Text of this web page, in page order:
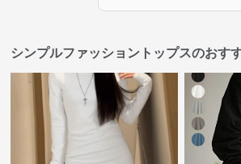
シンプルファッショントップスのおす